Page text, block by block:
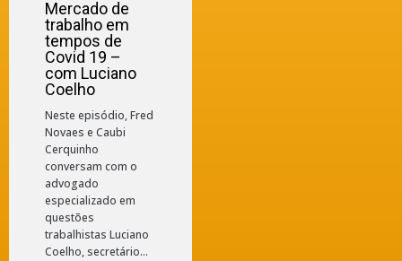
Mercado de
trabalho em
tempos de
Covid 19 –
com Luciano
Coelho
Neste episódio, Fred
Novaes e Caubi
Cerquinho
conversam com o
advogado
especializado em
questões
trabalhistas Luciano
Coelho, secretário...